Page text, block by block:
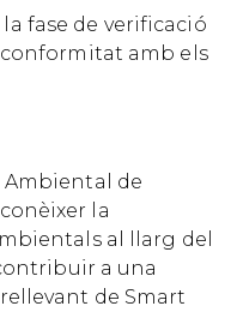
fase de verificació
amb els
Ambiental de
la
al llarg del
a una
de Smart